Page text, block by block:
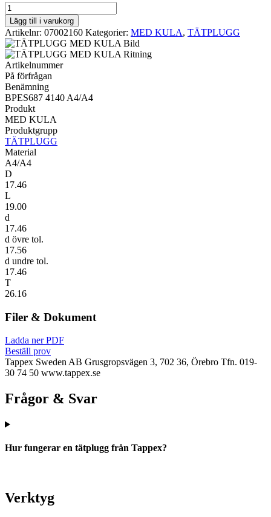
MED
KULA
BPES687
4140
A4/A4
mängd
Lägg till i varukorg
Artikelnr: 07002160 Kategorier: MED KULA, TÄTPLUGG
Artikelnummer
På förfrågan
Benämning
BPES687 4140 A4/A4
Produkt
MED KULA
Produktgrupp
TÄTPLUGG
Material
A4/A4
D
17.46
L
19.00
d
17.46
d övre tol.
17.56
d undre tol.
17.46
T
26.16
Filer & Dokument
Ladda ner PDF
Beställ prov
Tappex Sweden AB Grusgropsvägen 3, 702 36, Örebro Tfn. 019-
30 74 50 www.tappex.se
Frågor & Svar
Hur fungerar en tätplugg från Tappex?
Verktyg